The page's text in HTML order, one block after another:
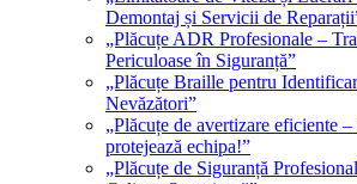
Demontaj și Servicii de
„Plăcuțe ADR Profesionale –
Periculoase în Siguranță”
„Plăcuțe Braille pentru
Nevăzători”
„Plăcuțe de avertizare eficiente
protejează echipa!”
„Plăcuțe de Siguranță